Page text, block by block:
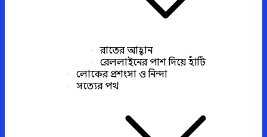
রাতের আহ্বান
রেললাইনের পাশ দিয়ে হাঁটি
লোকের প্রশংসা ও নিন্দা
সত্যের পথ